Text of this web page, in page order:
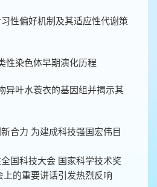
性偏好机制及其适应性代谢策
性染色体早期演化历程
异叶水蓑衣的基因组并揭示其
新合力 为建成科技强国宏伟目
国科技大会 国家科学技术奖
上的重要讲话引发热烈反响